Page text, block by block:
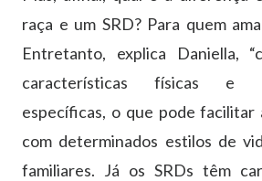
raça e um SRD? Para quem
Entretanto, explica Daniella,
características físicas e
específicas, o que pode facilitar
com determinados estilos de
familiares. Já os SRDs têm